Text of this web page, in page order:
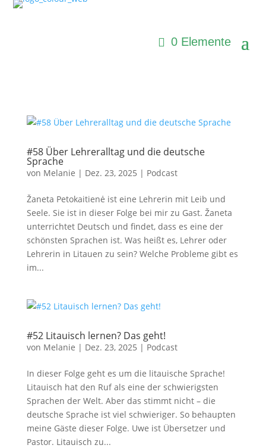
0 Elemente
#58 Über Lehreralltag und die deutsche
Sprache
von Melanie | Dez. 23, 2025 | Podcast
Žaneta Petokaitienė ist eine Lehrerin mit Leib und
Seele. Sie ist in dieser Folge bei mir zu Gast. Žaneta
unterrichtet Deutsch und findet, dass es eine der
schönsten Sprachen ist. Was heißt es, Lehrer oder
Lehrerin in Litauen zu sein? Welche Probleme gibt es
im...
#52 Litauisch lernen? Das geht!
von Melanie | Dez. 23, 2025 | Podcast
In dieser Folge geht es um die litauische Sprache!
Litauisch hat den Ruf als eine der schwierigsten
Sprachen der Welt. Aber das stimmt nicht – die
deutsche Sprache ist viel schwieriger. So behaupten
meine Gäste dieser Folge. Uwe ist Übersetzer und
Pastor. Litauisch zu...